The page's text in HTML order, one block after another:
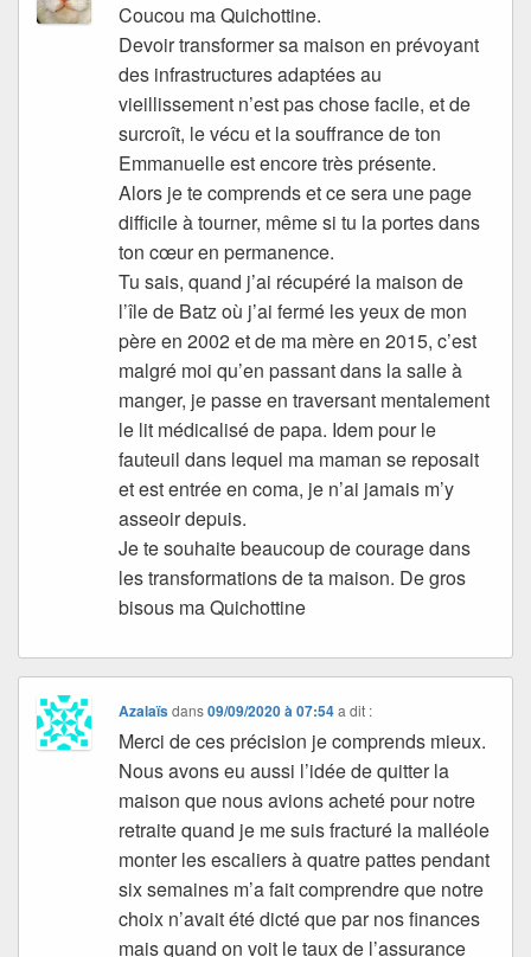
Coucou ma Quichottine.
Devoir transformer sa maison en prévoyant
des infrastructures adaptées au
vieillissement n’est pas chose facile, et de
surcroît, le vécu et la souffrance de ton
Emmanuelle est encore très présente.
Alors je te comprends et ce sera une page
difficile à tourner, même si tu la portes dans
ton cœur en permanence.
Tu sais, quand j’ai récupéré la maison de
l’île de Batz où j’ai fermé les yeux de mon
père en 2002 et de ma mère en 2015, c’est
malgré moi qu’en passant dans la salle à
manger, je passe en traversant mentalement
le lit médicalisé de papa. Idem pour le
fauteuil dans lequel ma maman se reposait
et est entrée en coma, je n’ai jamais m’y
asseoir depuis.
Je te souhaite beaucoup de courage dans
les transformations de ta maison. De gros
bisous ma Quichottine
Azalaïsdans09/09/2020 à 07:54 a dit :
Merci de ces précision je comprends mieux.
Nous avons eu aussi l’idée de quitter la
maison que nous avions acheté pour notre
retraite quand je me suis fracturé la malléole
monter les escaliers à quatre pattes pendant
six semaines m’a fait comprendre que notre
choix n’avait été dicté que par nos finances
mais quand on voit le taux de l’assurance